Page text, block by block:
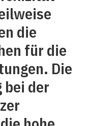
die
für die
Die
bei der